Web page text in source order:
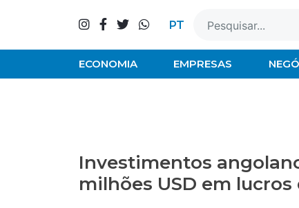
PT
ECONOMIA EMPRESAS
Investimentos
milhões USD em lucros